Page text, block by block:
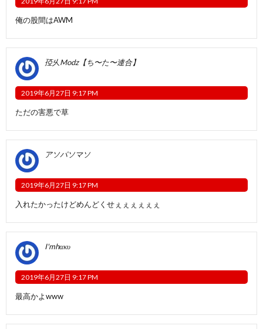
俺の股間はAWM
孲乆Modz【ち〜た〜連合】
2019年6月27日 9:17 PM
ただの害悪で草
アソパソマソ
2019年6月27日 9:17 PM
入れたかったけどめんどくせぇぇぇぇぇぇ
I'mhακυ
2019年6月27日 9:17 PM
最高かよwww